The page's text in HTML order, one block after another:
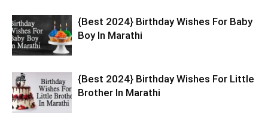
{Best 2024} Birthday Wishes For Baby
Boy In Marathi
{Best 2024} Birthday Wishes For Little
Brother In Marathi